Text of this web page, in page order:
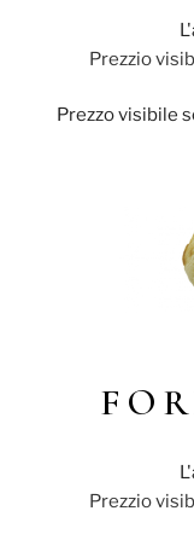
Prezzio
Prezzo visibile
Prezzio